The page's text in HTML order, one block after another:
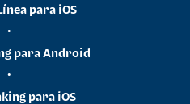
para iOS
•
para Android
•
para iOS